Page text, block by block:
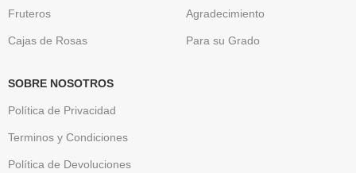
Fruteros
Cajas de Rosas
Agradecimiento
Para su Grado
SOBRE NOSOTROS
Política de Privacidad
Terminos y Condiciones
Política de Devoluciones